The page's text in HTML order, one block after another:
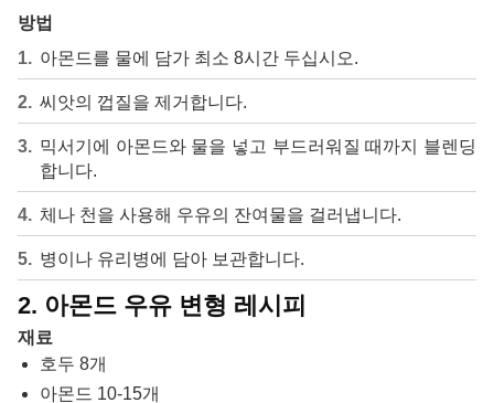
방법
아몬드를 물에 담가 최소 8시간 두십시오.
씨앗의 껍질을 제거합니다.
믹서기에 아몬드와 물을 넣고 부드러워질 때까지 블렌딩
합니다.
체나 천을 사용해 우유의 잔여물을 걸러냅니다.
병이나 유리병에 담아 보관합니다.
2. 아몬드 우유 변형 레시피
재료
호두 8개
아몬드 10-15개